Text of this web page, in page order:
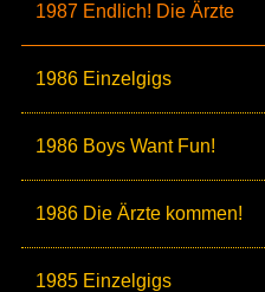
1987 Endlich! Die Ärzte
1986 Einzelgigs
1986 Boys Want Fun!
1986 Die Ärzte kommen!
1985 Einzelgigs